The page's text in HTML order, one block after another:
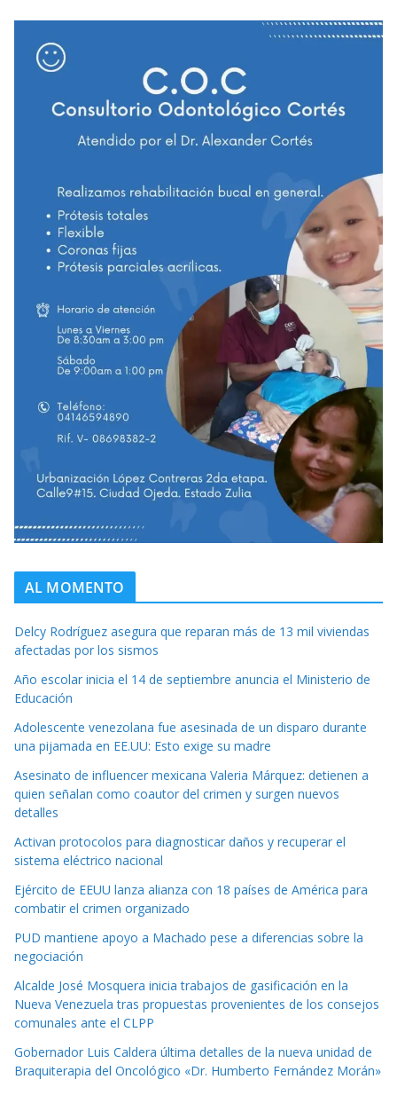
AL MOMENTO
Delcy Rodríguez asegura que reparan más de 13 mil viviendas
afectadas por los sismos
Año escolar inicia el 14 de septiembre anuncia el Ministerio de
Educación
Adolescente venezolana fue asesinada de un disparo durante
una pijamada en EE.UU: Esto exige su madre
Asesinato de influencer mexicana Valeria Márquez: detienen a
quien señalan como coautor del crimen y surgen nuevos
detalles
Activan protocolos para diagnosticar daños y recuperar el
sistema eléctrico nacional
Ejército de EEUU lanza alianza con 18 países de América para
combatir el crimen organizado
PUD mantiene apoyo a Machado pese a diferencias sobre la
negociación
Alcalde José Mosquera inicia trabajos de gasificación en la
Nueva Venezuela tras propuestas provenientes de los consejos
comunales ante el CLPP
Gobernador Luis Caldera última detalles de la nueva unidad de
Braquiterapia del Oncológico «Dr. Humberto Fernández Morán»